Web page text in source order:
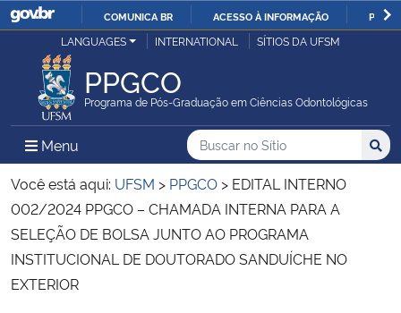
IR
COMUNICA BR ACESSO À INFORMAÇÃO
Ministério da Justiça e Segurança Pública
Ministério da Defesa
Ministério das Relações Exteriores
Ministério da Economia
LANGUAGES INTERNATIONAL SÍTIOS DA UFSM
PPGCO
Programa de Pós-Graduação em Ciências Odontológicas
Menu Menu Principal do Sítio
Busca
Buscar no no Sítio
Busca:
Você está aqui: UFSM > PPGCO > EDITAL INTERNO
002/2024 PPGCO – CHAMADA INTERNA PARA A
SELEÇÃO DE BOLSA JUNTO AO PROGRAMA
INSTITUCIONAL DE DOUTORADO SANDUÍCHE NO
EXTERIOR